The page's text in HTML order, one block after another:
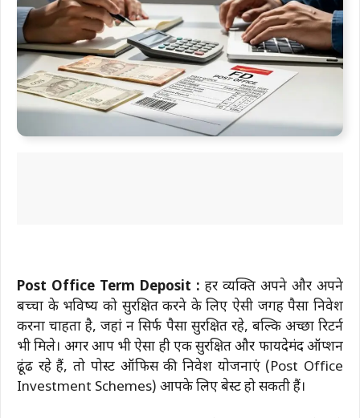
Post Office Term Deposit : हर व्यक्ति अपने और अपने
बच्चों के भविष्य को सुरक्षित करने के लिए ऐसी जगह पैसा निवेश
करना चाहता है, जहां न सिर्फ पैसा सुरक्षित रहे, बल्कि अच्छा रिटर्न
भी मिले। अगर आप भी ऐसा ही एक सुरक्षित और फायदेमंद ऑप्शन
ढूंढ रहे हैं, तो पोस्ट ऑफिस की निवेश योजनाएं (Post Office
Investment Schemes) आपके लिए बेस्ट हो सकती हैं।